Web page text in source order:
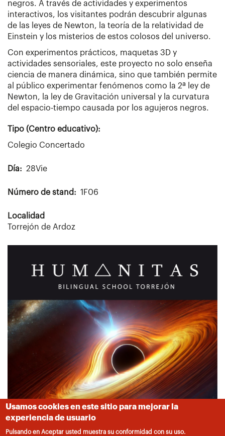
negros. A través de actividades y experimentos
interactivos, los visitantes podrán descubrir algunas
de las leyes de Newton, la teoría de la relatividad de
Einstein y los misterios de estos colosos del universo.
Con experimentos prácticos, maquetas 3D y
actividades sensoriales, este proyecto no solo enseña
ciencia de manera dinámica, sino que también permite
al público experimentar fenómenos como la 2ª ley de
Newton, la ley de Gravitación universal y la curvatura
del espacio-tiempo causada por los agujeros negros.
Tipo (Centro educativo):
Colegio Concertado
Día 28Vie
Número de stand 1F06
Localidad
Torrejón de Ardoz
Usamos cookies en este sitio para mejorar la
experiencia de usuario
Pulsando en Aceptar usted muestra su conformidad con su uso.